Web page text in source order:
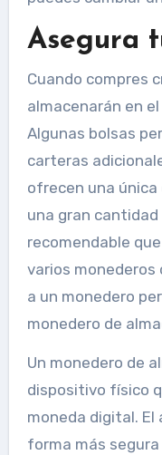
Asegura
Cuando compres
almacenarán en
Algunas bolsas
carteras
ofrecen una única
una gran
recomendable
varios
a un monedero
monedero de
Un monedero de
dispositivo físico
moneda digital.
forma más